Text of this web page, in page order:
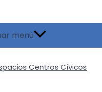
menú
Centros Cívicos